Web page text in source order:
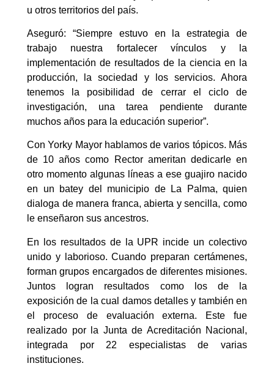
u otros territorios del país.
Aseguró: “Siempre estuvo en la estrategia de
trabajo nuestra fortalecer vínculos y la
implementación de resultados de la ciencia en la
producción, la sociedad y los servicios. Ahora
tenemos la posibilidad de cerrar el ciclo de
investigación, una tarea pendiente durante
muchos años para la educación superior”.
Con Yorky Mayor hablamos de varios tópicos. Más
de 10 años como Rector ameritan dedicarle en
otro momento algunas líneas a ese guajiro nacido
en un batey del municipio de La Palma, quien
dialoga de manera franca, abierta y sencilla, como
le enseñaron sus ancestros.
En los resultados de la UPR incide un colectivo
unido y laborioso. Cuando preparan certámenes,
forman grupos encargados de diferentes misiones.
Juntos logran resultados como los de la
exposición de la cual damos detalles y también en
el proceso de evaluación externa. Este fue
realizado por la Junta de Acreditación Nacional,
integrada por 22 especialistas de varias
instituciones.